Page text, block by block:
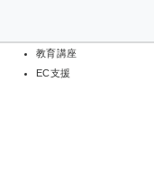
教育講座
EC支援